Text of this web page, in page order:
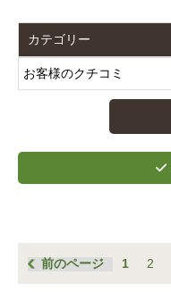
前のページ 1 2